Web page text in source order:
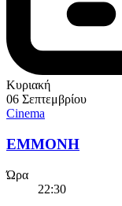
Κυριακή
06 Σεπτεμβρίου
Cinema
EMMONH
Ώρα
22:30